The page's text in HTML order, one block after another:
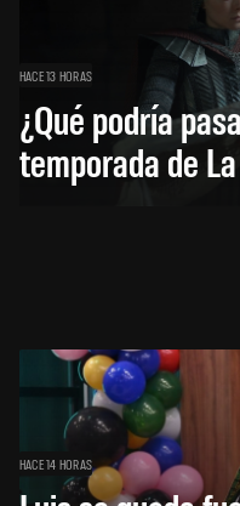
HACE 13 HORAS
¿Qué podría
temporada de
HACE 14 HORAS